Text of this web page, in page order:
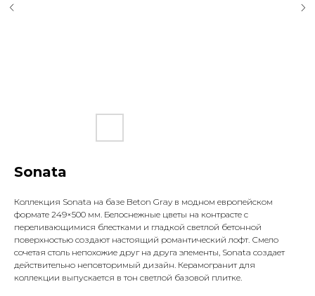
Sonata
Коллекция Sonata на базе Beton Gray в модном европейском
формате 249×500 мм. Белоснежные цветы на контрасте с
переливающимися блестками и гладкой светлой бетонной
поверхностью создают настоящий романтический лофт. Смело
сочетая столь непохожие друг на друга элементы, Sonata создает
действительно неповторимый дизайн. Керамогранит для
коллекции выпускается в тон светлой базовой плитке.